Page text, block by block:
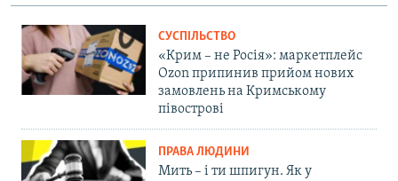
СУСПІЛЬСТВО
«Крим – не Росія»: маркетплейс
Ozon припинив прийом нових
замовлень на Кримському
півострові
ПРАВА ЛЮДИНИ
Мить – і ти шпигун. Як у